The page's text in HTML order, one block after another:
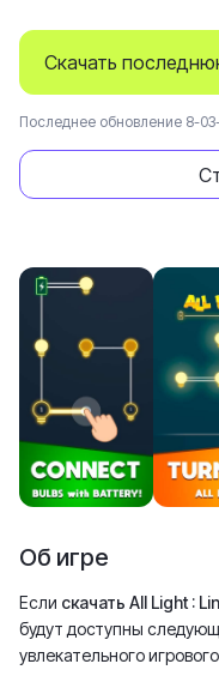
Скачать
Последнее обновление 8-
Об игре
Если скачать All Light :
будут доступны
увлекательного